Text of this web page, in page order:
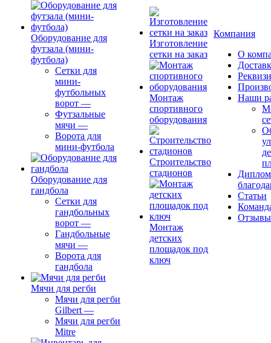
Оборудование для
футзала (мини-
футбола)
Сетки для
мини-
футбольных
ворот —
Футзальные
мячи —
Ворота для
мини-футбола
Оборудование для
гандбола
Сетки для
гандбольных
ворот —
Гандбольные
мячи —
Ворота для
гандбола
Мячи для регби
Мячи для регби
Gilbert —
Мячи для регби
Mitre
Изготовление
сетки на заказ
Монтаж
спортивного
оборудования
Строительство
стадионов
Монтаж
детских
площадок под
ключ
Компания
О
Наши
Статьи
Отзывы